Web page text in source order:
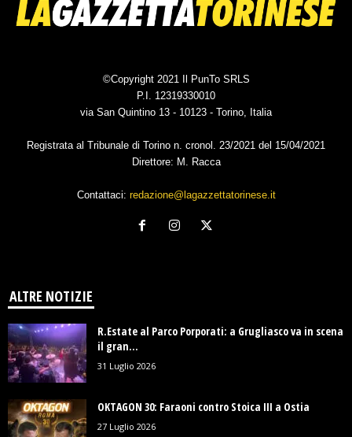
©Copyright 2021 Il PunTo SRLS
P.I. 12319330010
via San Quintino 13 - 10123 - Torino, Italia
Registrata al Tribunale di Torino n. cronol. 23/2021 del 15/04/2021
Direttore: M. Racca
Contattaci: redazione@lagazzettatorinese.it
ALTRE NOTIZIE
R.Estate al Parco Porporati: a Grugliasco va in scena
il gran...
31 Luglio 2026
OKTAGON 30: Faraoni contro Stoica III a Ostia
27 Luglio 2026